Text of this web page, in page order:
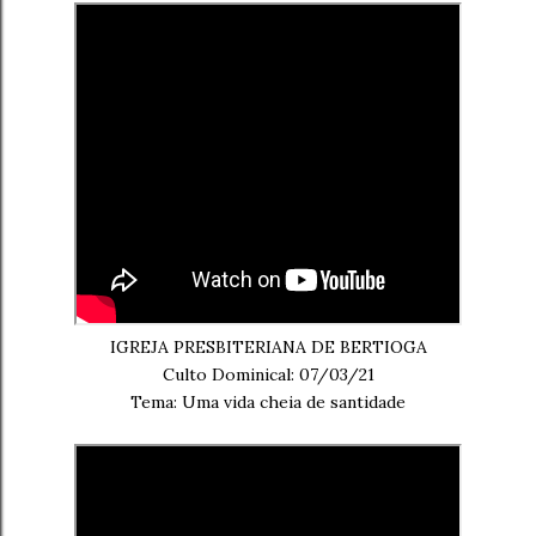
IGREJA PRESBITERIANA DE BERTIOGA
Culto Dominical: 07/03/21
Tema: Uma vida cheia de santidade